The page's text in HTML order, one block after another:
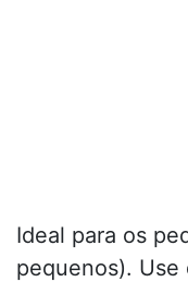
Ideal para os
pequenos). Use